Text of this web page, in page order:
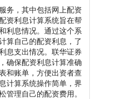
务，其中包括网上配资
资利息计算系统旨在帮
利息情况。通过这个系
算自己的配资利息，了
息支出情况。联华证券
确保配资利息计算准确
和账单，方便出资者查
计算系统操作简单，界
管理自己的配资费用。